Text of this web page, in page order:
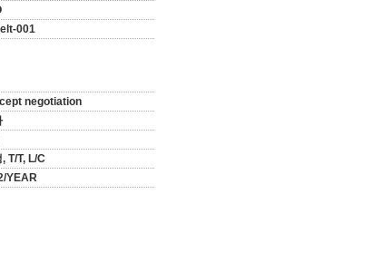
001
negotiation
T/T, L/C
YEAR